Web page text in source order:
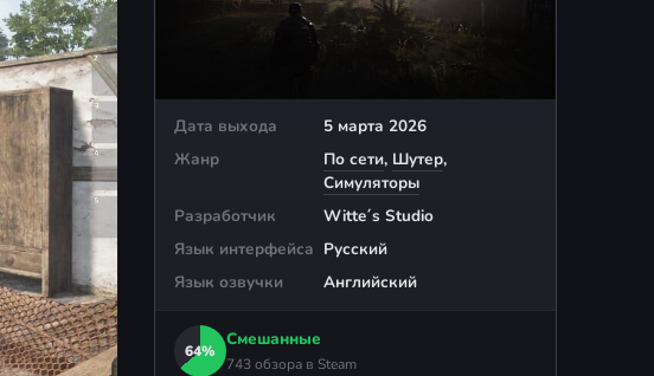
Дата выхода
5 марта 2026
Жанр
По сети, Шутер,
Симуляторы
Разработчик
Witte´s Studio
Язык интерфейса Русский
Язык озвучки
Английский
64%
Смешанные
743 обзора в Steam